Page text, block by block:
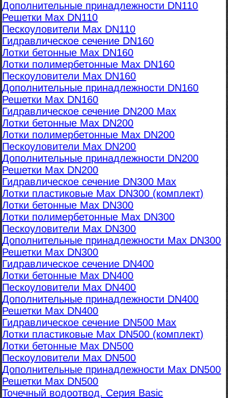
Дополнительные принадлежности DN110
Решетки Max DN110
Пескоуловители Max DN110
Гидравлическое сечение DN160
Лотки бетонные Max DN160
Лотки полимербетонные Max DN160
Пескоуловители Max DN160
Дополнительные принадлежности DN160
Решетки Max DN160
Гидравлическое сечение DN200 Max
Лотки бетонные Max DN200
Лотки полимербетонные Max DN200
Пескоуловители Max DN200
Дополнительные принадлежности DN200
Решетки Max DN200
Гидравлическое сечение DN300 Max
Лотки пластиковые Max DN300 (комплект)
Лотки бетонные Max DN300
Лотки полимербетонные Max DN300
Пескоуловители Max DN300
Дополнительные принадлежности Max DN300
Решетки Max DN300
Гидравлическое сечение DN400
Лотки бетонные Max DN400
Пескоуловители Max DN400
Дополнительные принадлежности DN400
Решетки Max DN400
Гидравлическое сечение DN500 Max
Лотки пластиковые Max DN500 (комплект)
Лотки бетонные Max DN500
Пескоуловители Max DN500
Дополнительные принадлежности Max DN500
Решетки Max DN500
Точечный водоотвод. Серия Basic